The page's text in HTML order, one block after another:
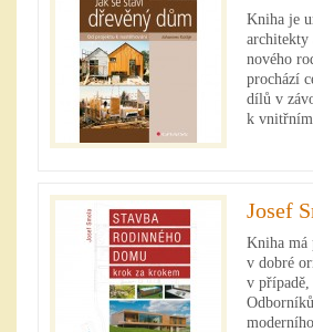
Kniha je
architekty
nového
prochází
dílů v
k
Josef
Kniha má
v dobré
v